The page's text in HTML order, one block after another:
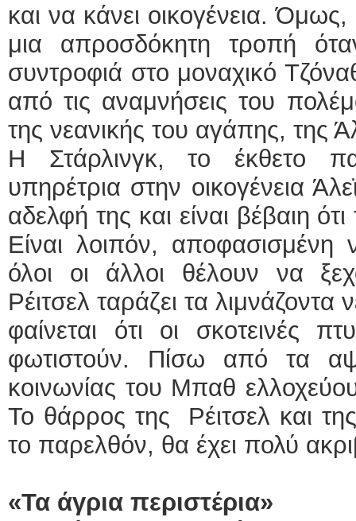
και να κάνει οικογένεια.
μια απροσδόκητη τροπή
συντροφιά στο μοναχικό
από τις αναμνήσεις του
της νεανικής του αγάπης, της
Η Στάρλινγκ, το έκθετο
υπηρέτρια στην οικογένεια
αδελφή της και είναι βέβαιη
Είναι λοιπόν,
όλοι οι άλλοι θέλουν να
Ρέιτσελ ταράζει τα λιμνάζοντα
φαίνεται ότι οι σκοτεινές
φωτιστούν. Πίσω από τα
κοινωνίας του Μπαθ
Το θάρρος της Ρέιτσελ και
το παρελθόν, θα έχει πολύ
«Τα άγρια περιστέρια»